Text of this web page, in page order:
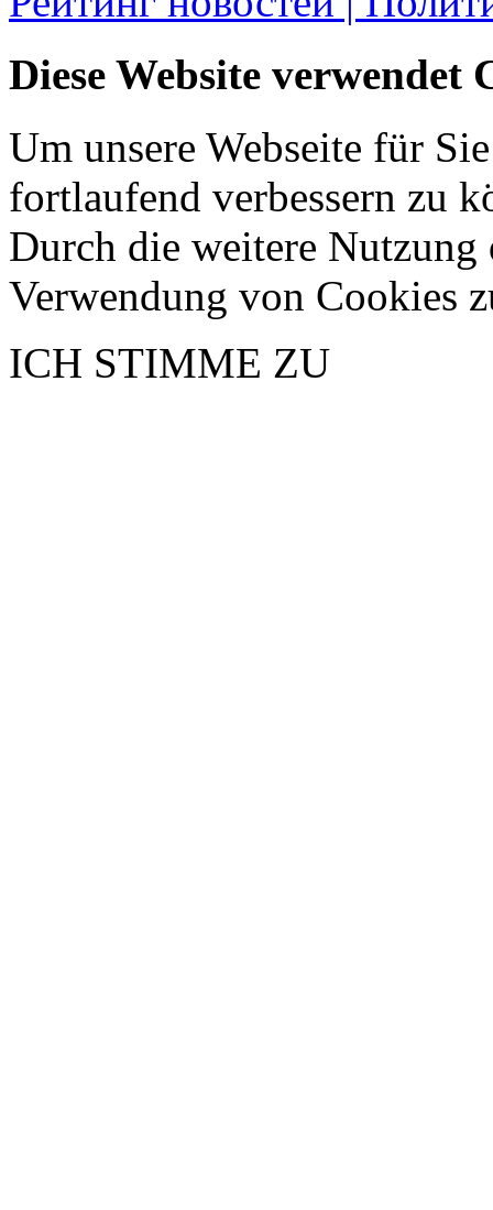
Diese Website verwendet
Um unsere Webseite für
fortlaufend verbessern zu
Durch die weitere Nutzung
Verwendung von Cookies
ICH STIMME ZU